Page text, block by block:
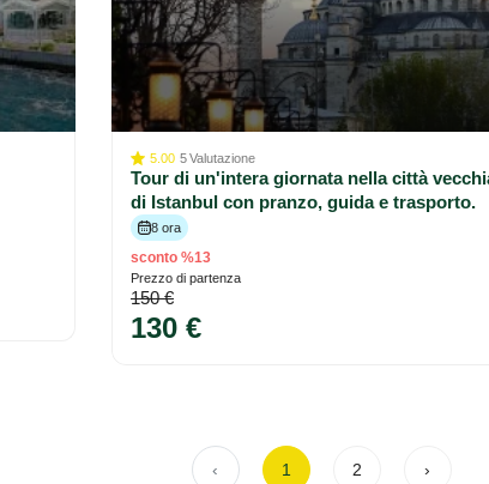
5.00 5Valutazione
Tour di un'intera giornata nella città
di Istanbul con pranzo, guida e trasporto.
8 ora
sconto %13
Prezzo di partenza
150 €
130 €
‹ 1 2 ›